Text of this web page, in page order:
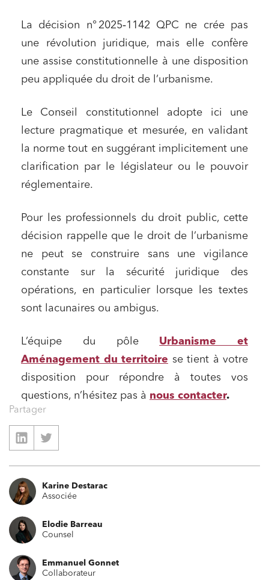
La décision n° 2025‑1142 QPC ne crée pas
une révolution juridique, mais elle confère
une assise constitutionnelle à une disposition
peu appliquée du droit de l’urbanisme.
Le Conseil constitutionnel adopte ici une
lecture pragmatique et mesurée, en validant
la norme tout en suggérant implicitement une
clarification par le législateur ou le pouvoir
réglementaire.
Pour les professionnels du droit public, cette
décision rappelle que le droit de l’urbanisme
ne peut se construire sans une vigilance
constante sur la sécurité juridique des
opérations, en particulier lorsque les textes
sont lacunaires ou ambigus.
L’équipe du pôle Urbanisme et
Aménagement du territoire se tient à votre
disposition pour répondre à toutes vos
questions, n’hésitez pas à nous contacter.
Partager
Karine Destarac
Associée
Elodie Barreau
Counsel
Emmanuel Gonnet
Collaborateur